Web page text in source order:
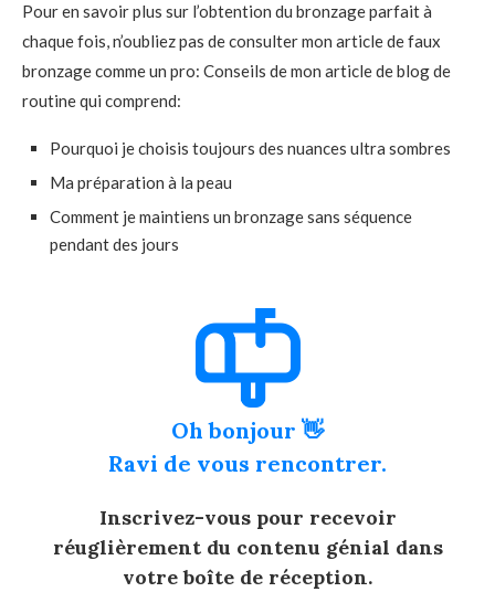
Pour en savoir plus sur l’obtention du bronzage parfait à
chaque fois, n’oubliez pas de consulter mon article de faux
bronzage comme un pro: Conseils de mon article de blog de
routine qui comprend:
Pourquoi je choisis toujours des nuances ultra sombres
Ma préparation à la peau
Comment je maintiens un bronzage sans séquence
pendant des jours
Oh bonjour 👋
Ravi de vous rencontrer.
Inscrivez-vous pour recevoir
réuglièrement du contenu génial dans
votre boîte de réception.